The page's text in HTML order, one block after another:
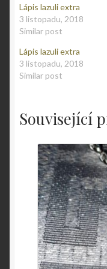
Lápis lazuli extra
3 listopadu, 2018
Similar post
Lápis lazuli extra
3 listopadu, 2018
Similar post
Související